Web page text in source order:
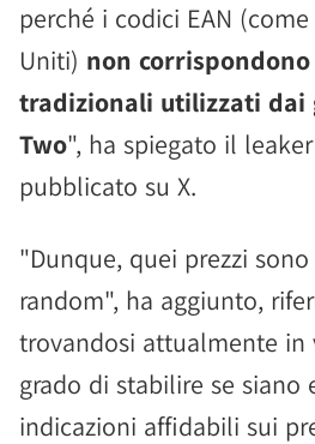
perché i codici EAN
Uniti) non
tradizionali utilizzati dai
Two", ha spiegato il
pubblicato su X.
"Dunque, quei prezzi
random", ha aggiunto,
trovandosi attualmente in
grado di stabilire se siano
indicazioni affidabili sui